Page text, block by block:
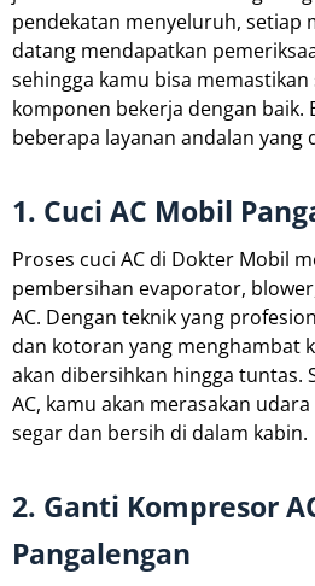
pendekatan menyeluruh, setiap
datang mendapatkan
sehingga kamu bisa memastikan
komponen bekerja dengan baik.
beberapa layanan andalan yang
1. Cuci AC Mobil
Proses cuci AC di Dokter Mobil
pembersihan evaporator,
AC. Dengan teknik yang
dan kotoran yang menghambat
akan dibersihkan hingga tuntas.
AC, kamu akan merasakan
segar dan bersih di dalam kabin.
2. Ganti Kompresor
Pangalengan